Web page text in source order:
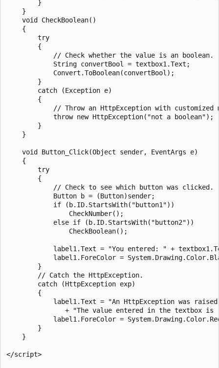
        }
    }
    void CheckBoolean()
    {
        try
        {
            // Check whether the value is an boolean.
            String convertBool = textbox1.Text;
            Convert.ToBoolean(convertBool);
        }
        catch (Exception e)
        {
// Throw an HttpException with customized
            throw new HttpException("not a boolean");
        }
    }
    void Button_Click(Object sender, EventArgs e)
    {
        try
        {
            // Check to see which button was clicked.
            Button b = (Button)sender;
            if (b.ID.StartsWith("button1"))
                CheckNumber();
            else if (b.ID.StartsWith("button2"))
                CheckBoolean();
label1.Text = "You entered: " +
label1.ForeColor =
        }
        // Catch the HttpException.
        catch (HttpException exp)
        {
label1.Text = "An HttpException was
+ "The value entered in the textbox is
label1.ForeColor =
        }
    }
</script>